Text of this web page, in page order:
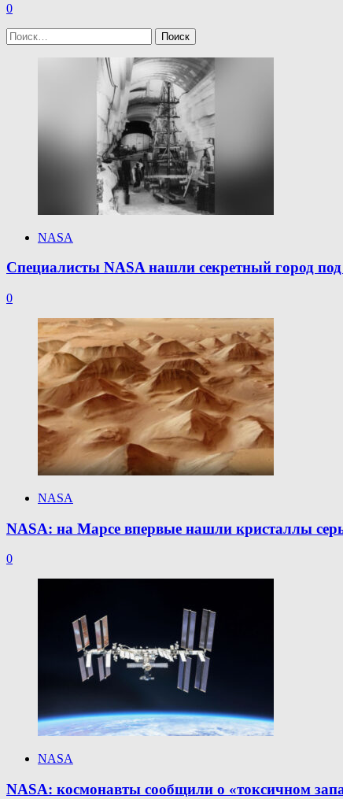
0
Найти:
NASA
Специалисты NASA нашли секретный город
0
NASA
NASA: на Марсе впервые нашли кристаллы
0
NASA
NASA: космонавты сообщили о «токсичном